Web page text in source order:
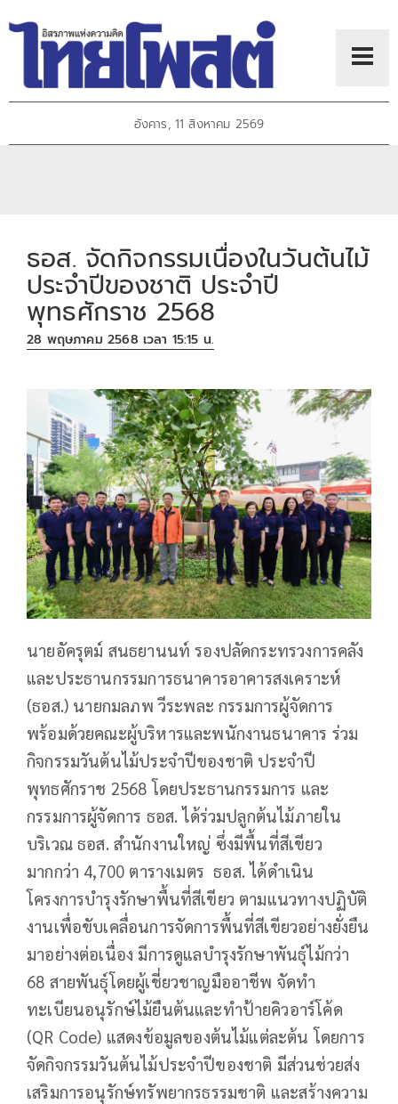
อังคาร, 11 สิงหาคม 2569
ธอส. จัดกิจกรรมเนื่องในวันต้นไม้
ประจำปีของชาติ ประจำปี
พุทธศักราช 2568
28 พฤษภาคม 2568 เวลา 15:15 น.
นายอัครุตม์ สนธยานนท์ รองปลัดกระทรวงการคลัง
และประธานกรรมการธนาคารอาคารสงเคราะห์
(ธอส.) นายกมลภพ วีระพละ กรรมการผู้จัดการ
พร้อมด้วยคณะผู้บริหารและพนักงานธนาคาร ร่วม
กิจกรรมวันต้นไม้ประจำปีของชาติ ประจำปี
พุทธศักราช 2568 โดยประธานกรรมการ และ
กรรมการผู้จัดการ ธอส. ได้ร่วมปลูกต้นไม้ภายใน
บริเวณ ธอส. สำนักงานใหญ่ ซึ่งมีพื้นที่สีเขียว
มากกว่า 4,700 ตารางเมตร ธอส. ได้ดำเนิน
โครงการบำรุงรักษาพื้นที่สีเขียว ตามแนวทางปฏิบัติ
งานเพื่อขับเคลื่อนการจัดการพื้นที่สีเขียวอย่างยั่งยืน
มาอย่างต่อเนื่อง มีการดูแลบำรุงรักษาพันธุ์ไม้กว่า
68 สายพันธุ์โดยผู้เชี่ยวชาญมืออาชีพ จัดทำ
ทะเบียนอนุรักษ์ไม้ยืนต้นและทำป้ายคิวอาร์โค้ด
(QR Code) แสดงข้อมูลของต้นไม้แต่ละต้น โดยการ
จัดกิจกรรมวันต้นไม้ประจำปีของชาติ มีส่วนช่วยส่ง
เสริมการอนุรักษ์ทรัพยากรธรรมชาติ และสร้างความ